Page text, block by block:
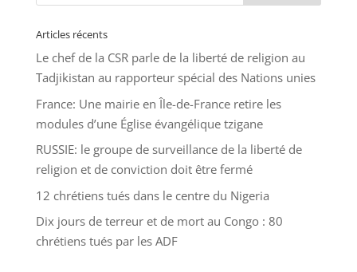
Articles récents
Le chef de la CSR parle de la liberté de religion au
Tadjikistan au rapporteur spécial des Nations unies
France: Une mairie en Île-de-France retire les
modules d’une Église évangélique tzigane
RUSSIE: le groupe de surveillance de la liberté de
religion et de conviction doit être fermé
12 chrétiens tués dans le centre du Nigeria
Dix jours de terreur et de mort au Congo : 80
chrétiens tués par les ADF